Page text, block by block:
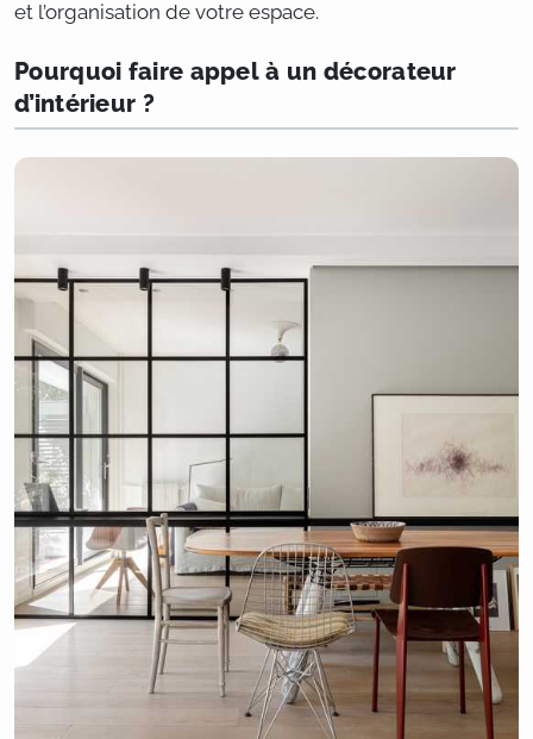
et l’organisation de votre espace.
Pourquoi faire appel à un décorateur
d’intérieur ?